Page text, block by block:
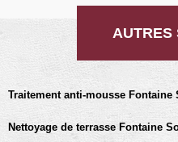
AUTRES
Traitement anti-mousse Fontaine
Nettoyage de terrasse Fontaine